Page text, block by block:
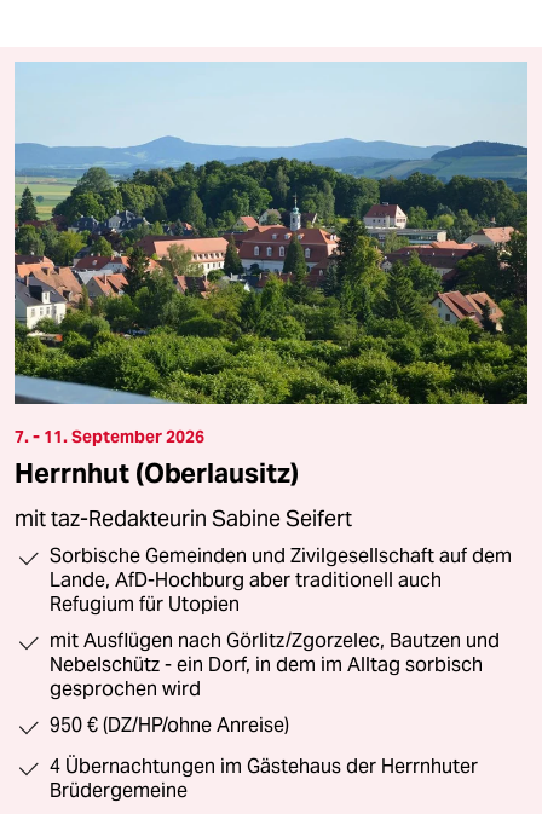
7. - 11. September 2026
Herrnhut (Oberlausitz)
mit taz-Redakteurin Sabine Seifert
Sorbische Gemeinden und Zivilgesellschaft auf dem
Lande, AfD-Hochburg aber traditionell auch
Refugium für Utopien
mit Ausflügen nach Görlitz/Zgorzelec, Bautzen und
Nebelschütz - ein Dorf, in dem im Alltag sorbisch
gesprochen wird
950 € (DZ/HP/ohne Anreise)
4 Übernachtungen im Gästehaus der Herrnhuter
Brüdergemeine